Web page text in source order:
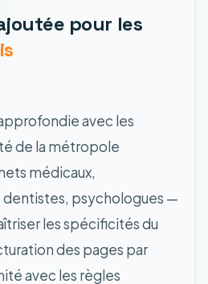
pour les
avec les
de la métropole
médicaux,
psychologues —
les spécificités du
des pages par
avec les règles